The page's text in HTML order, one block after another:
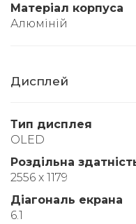
Матеріал корпуса
Алюміній
Дисплей
Тип дисплея
OLED
Роздільна
2556 x 1179
Діагональ екрана
6.1